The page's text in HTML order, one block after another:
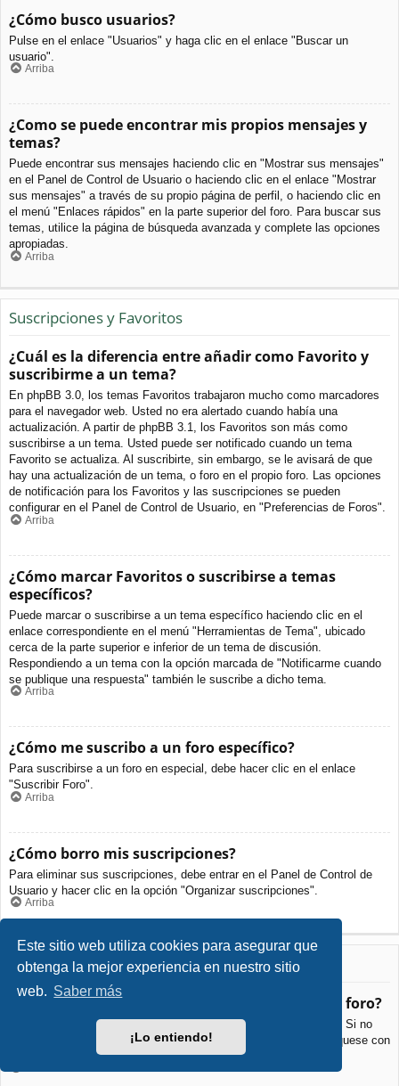
Este sitio web utiliza cookies para asegurar que
obtenga la mejor experiencia en nuestro sitio
web. Saber más
¡Lo entiendo!
¿Cómo busco usuarios?
Pulse en el enlace "Usuarios" y haga clic en el enlace "Buscar un
usuario".
Arriba
¿Como se puede encontrar mis propios mensajes y
temas?
Puede encontrar sus mensajes haciendo clic en "Mostrar sus mensajes"
en el Panel de Control de Usuario o haciendo clic en el enlace "Mostrar
sus mensajes" a través de su propio página de perfil, o haciendo clic en
el menú "Enlaces rápidos" en la parte superior del foro. Para buscar sus
temas, utilice la página de búsqueda avanzada y complete las opciones
apropiadas.
Arriba
Suscripciones y Favoritos
¿Cuál es la diferencia entre añadir como Favorito y
suscribirme a un tema?
En phpBB 3.0, los temas Favoritos trabajaron mucho como marcadores
para el navegador web. Usted no era alertado cuando había una
actualización. A partir de phpBB 3.1, los Favoritos son más como
suscribirse a un tema. Usted puede ser notificado cuando un tema
Favorito se actualiza. Al suscribirte, sin embargo, se le avisará de que
hay una actualización de un tema, o foro en el propio foro. Las opciones
de notificación para los Favoritos y las suscripciones se pueden
configurar en el Panel de Control de Usuario, en "Preferencias de Foros".
Arriba
¿Cómo marcar Favoritos o suscribirse a temas
específicos?
Puede marcar o suscribirse a un tema específico haciendo clic en el
enlace correspondiente en el menú "Herramientas de Tema", ubicado
cerca de la parte superior e inferior de un tema de discusión.
Respondiendo a un tema con la opción marcada de "Notificarme cuando
se publique una respuesta" también le suscribe a dicho tema.
Arriba
¿Cómo me suscribo a un foro específico?
Para suscribirse a un foro en especial, debe hacer clic en el enlace
"Suscribir Foro".
Arriba
¿Cómo borro mis suscripciones?
Para eliminar sus suscripciones, debe entrar en el Panel de Control de
Usuario y hacer clic en la opción "Organizar suscripciones".
Arriba
Archivos Adjuntos
¿Qué archivos adjuntos son permitidos en este foro?
Cada foro puede permitir o no ciertos tipos de archivos adjuntos. Si no
está seguro de que tipos de archivos se pueden cargar, comuníquese con
La Administración para obtener más información.